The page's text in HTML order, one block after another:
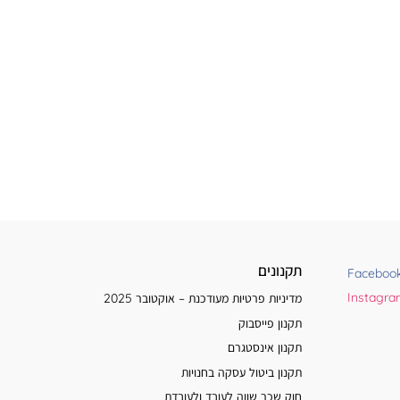
תקנונים
מדיניות פרטיות מעודכנת – אוקטובר 2025
תקנון פייסבוק
תקנון אינסטגרם
תקנון ביטול עסקה בחנויות
חוק שכר שווה לעובד ולעובדת